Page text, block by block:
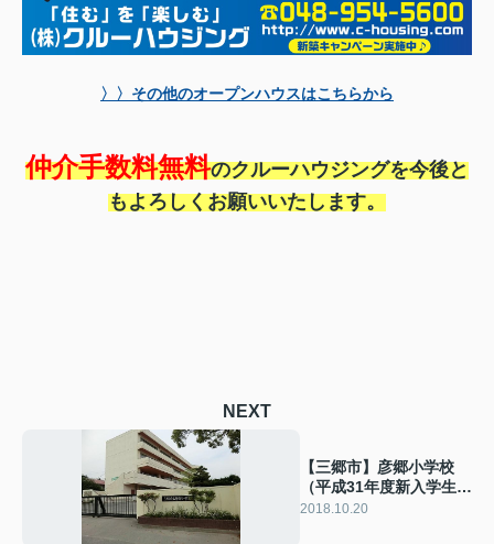
〉〉その他のオープンハウスはこちらから
仲介手数料無料のクルーハウジングを今後と
もよろしくお願いいたします。
NEXT
【三郷市】彦郷小学校
（平成31年度新入学生
用）
2018.10.20